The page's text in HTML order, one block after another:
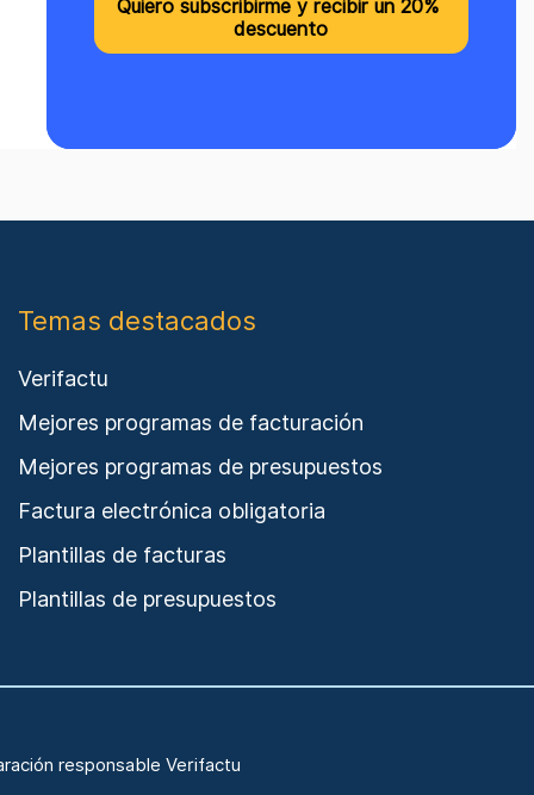
Temas destacados
Verifactu
Mejores programas de facturación
Mejores programas de presupuestos
Factura electrónica obligatoria
Plantillas de facturas
Plantillas de presupuestos
responsable Verifactu